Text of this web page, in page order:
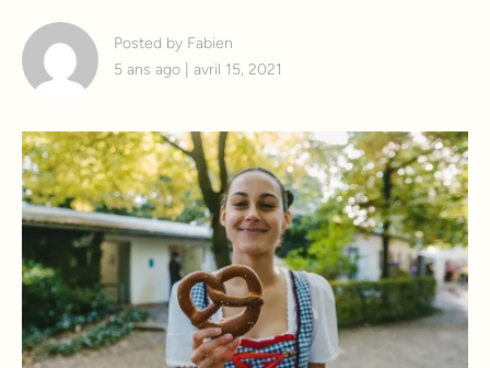
Posted by Fabien
5 ans ago | avril 15, 2021